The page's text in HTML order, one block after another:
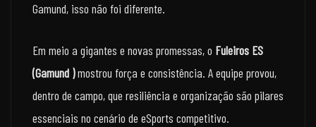
Gamund, isso não foi diferente.
Em meio a gigantes e novas promessas, o Fuleiros ES
(Gamund )mostrou força e consistência. A equipe provou,
dentro de campo, que resiliência e organização são pilares
essenciais no cenário de eSports competitivo.